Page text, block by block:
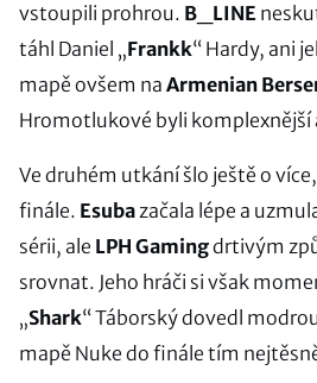
vstoupili prohrou. B_LINE
táhl Daniel „Frankk“ Hardy, ani
mapě ovšem na Armenian
Hromotlukové byli komplexnější
Ve druhém utkání šlo ještě o
finále. Esubazačala lépe a
sérii, ale LPH Gamingdrtivým
srovnat. Jeho hráči si však
„Shark“ Táborský dovedl
mapě Nuke do finále tím